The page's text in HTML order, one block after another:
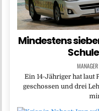
Mindestens
MANAGER
Ein 14-Jähriger hat laut
geschossen und drei